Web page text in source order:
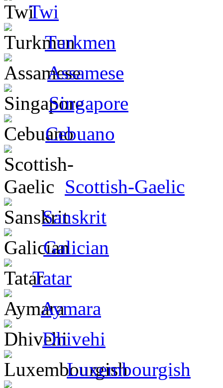
Twi
Turkmen
Assamese
Singapore
Cebuano
Scottish-Gaelic
Sanskrit
Galician
Tatar
Aymara
Dhivehi
Luxembourgish